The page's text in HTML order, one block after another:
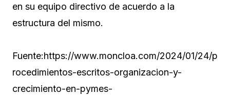
en su equipo directivo de acuerdo a la
estructura del mismo.
Fuente:https://www.moncloa.com/2024/01/24/p
rocedimientos-escritos-organizacion-y-
crecimiento-en-pymes-